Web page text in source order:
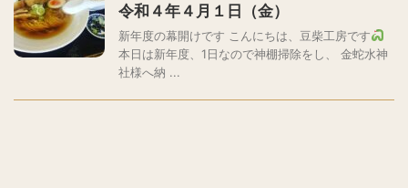
令和４年４月１日（金）
新年度の幕開けです こんにちは、豆柴工房です
本日は新年度、1日なので神棚掃除をし、 金蛇水神
社様へ納 ...